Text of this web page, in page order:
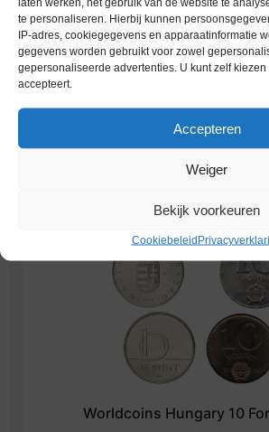
te personaliseren. Hierbij kunnen
IP-adres, cookiegegevens en apparaatinformatie
gegevens worden gebruikt voor zowel
gepersonaliseerde advertenties. U kunt zelf
accepteert.
Accepteren
Weiger
Bekijk voorkeuren
Cookiebeleid
Worldcoins Hungary 5
Worldcoins Hungary 10